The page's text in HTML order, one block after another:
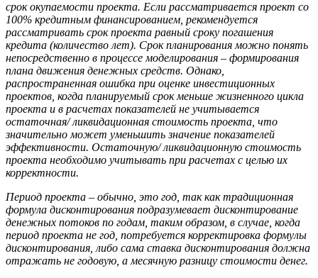
срок окупаемости проекта. Если рассматривается проект со
100% кредитным финансированием, рекомендуется
рассматривать срок проекта равный сроку погашения
кредита (количество лет). Срок планирования можно понять
непосредственно в процессе моделирования – формирования
плана движения денежных средств. Однако,
распространенная ошибка при оценке инвестиционных
проектов, когда планируемый срок меньше жизненного цикла
проекта и в расчетах показателей не учитывается
остаточная/ ликвидационная стоимость проекта, что
значительно может уменьшить значение показателей
эффективности. Остаточную/ ликвидационную стоимость
проекта необходимо учитывать при расчетах с целью их
корректности.
Период проекта – обычно, это год, так как традиционная
формула дисконтирования подразумевает дисконтирование
денежных потоков по годам, таким образом, в случае, когда
период проекта не год, потребуется корректировка формулы
дисконтирования, либо сама ставка дисконтирования должна
отражать не годовую, а месячную разницу стоимости денег.